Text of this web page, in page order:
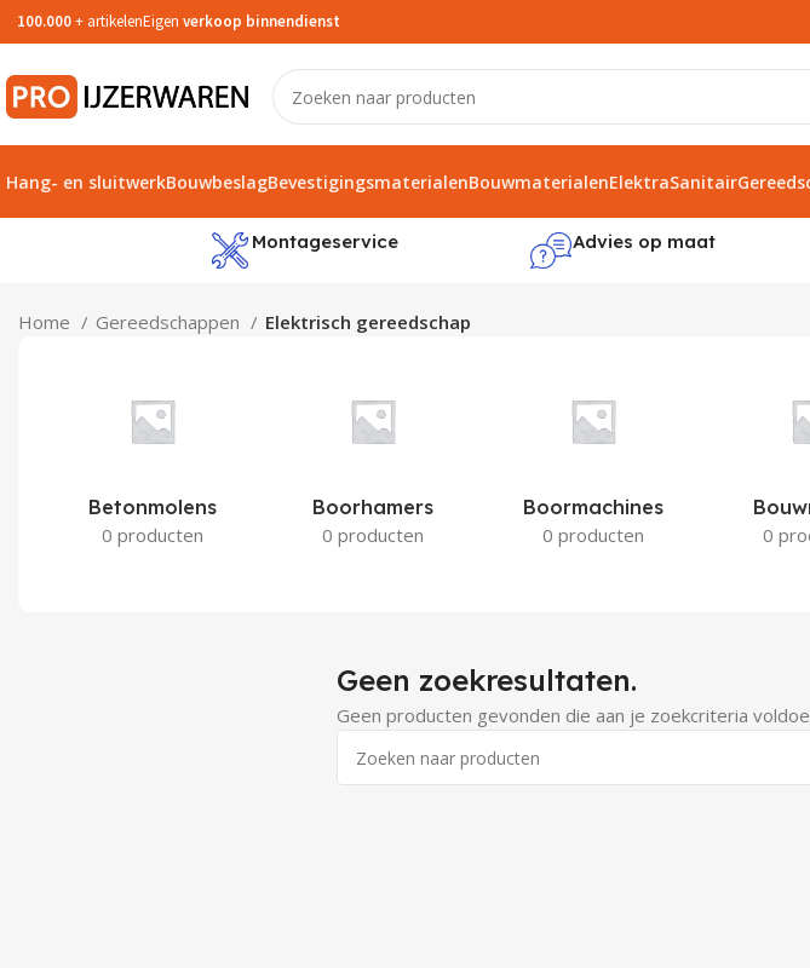
100.000+ artikelenEigen verkoop binnendienst
Hang- en sluitwerkBouwbeslagBevestigingsmaterialenBouwmaterialenElektraSanitair
Montageservice Advies op maat
Home Gereedschappen Elektrisch gereedschap
Betonmolens
0 producten
Boorhamers
0 producten
Boormachines
0 producten
0
Geen zoekresultaten.
Geen producten gevonden die aan je zoekcriteria